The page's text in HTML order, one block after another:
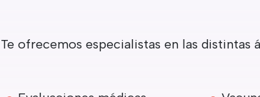
Te ofrecemos especialistas en las distintas